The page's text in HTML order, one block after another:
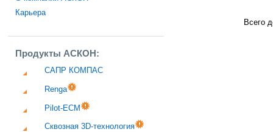
Карьера
Продукты АСКОН:
САПР КОМПАС
Renga
Pilot-ECM
Сквозная 3D-технология
Всего